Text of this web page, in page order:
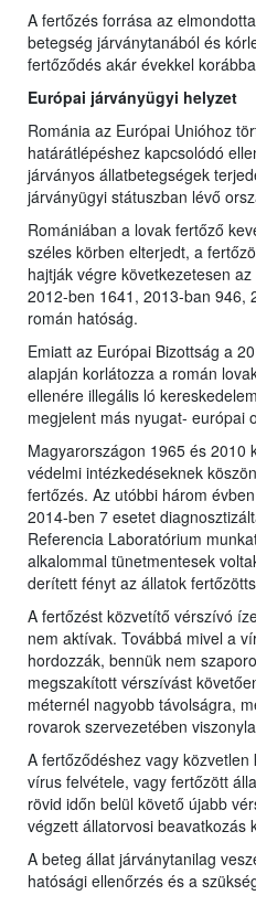
A fertőzés forrása az
betegség járványtanából és
fertőződés akár évekkel
Európai járványügyi helyzet
Románia az Európai Unióhoz
határátlépéshez kapcsolódó
járványos állatbetegségek
járványügyi státuszban lévő
Romániában a lovak fertőző
széles körben elterjedt, a
hajtják végre következetesen
2012-ben 1641, 2013-ban 946,
román hatóság.
Emiatt az Európai Bizottság a
alapján korlátozza a román
ellenére illegális ló
megjelent más nyugat- európai
Magyarországon 1965 és 2010
védelmi intézkedéseknek
fertőzés. Az utóbbi három
2014-ben 7 esetet
Referencia Laboratórium
alkalommal tünetmentesek
derített fényt az állatok
A fertőzést közvetítő vérszívó
nem aktívak. Továbbá mivel a
hordozzák, bennük nem
megszakított vérszívást
méternél nagyobb távolságra,
rovarok szervezetében
A fertőződéshez vagy
vírus felvétele, vagy fertőzött
rövid időn belül követő újabb
végzett állatorvosi beavatkozás
A beteg állat járványtanilag
hatósági ellenőrzés és a